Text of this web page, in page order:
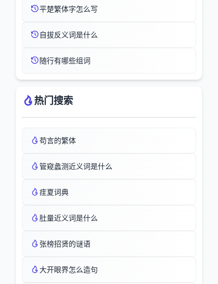
平楚繁体字怎么写
自拔反义词是什么
随行有哪些组词
热门搜索
苟言的繁体
管窥蠡测近义词是什么
疰夏词典
肚量近义词是什么
张榜招贤的谜语
大开眼界怎么造句